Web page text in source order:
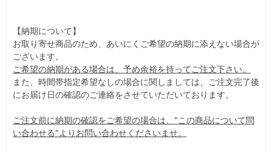
【納期について】
お取り寄せ商品のため、あいにくご希望の納期に添えない場合が
ございます。
ご希望の納期がある場合は、予め余裕を持ってご注文下さい。
また、時間帯指定希望なしの場合に関しましては、ご注文完了後
にお届け日の確認のご連絡をさせていただいております。
ご注文前に納期の確認をご希望の場合は、"この商品について問
い合わせる"よりお問い合わせくださいませ。